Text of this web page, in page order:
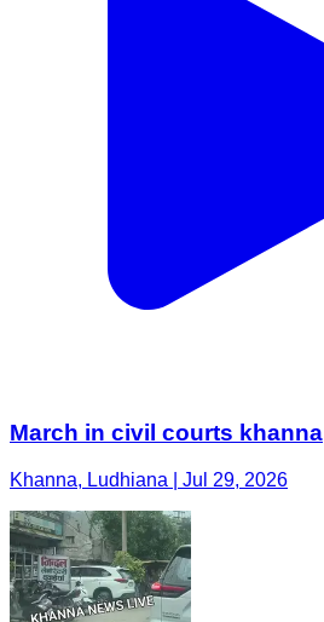
March in civil courts khanna
Khanna, Ludhiana | Jul 29, 2026